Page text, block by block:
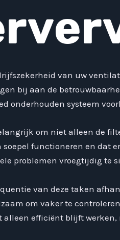
van uw
bij aan de
onderhouden systeem
om niet alleen de
functioneren en dat
problemen vroegtijdig te
van deze taken
om vaker te
efficiënt blijft